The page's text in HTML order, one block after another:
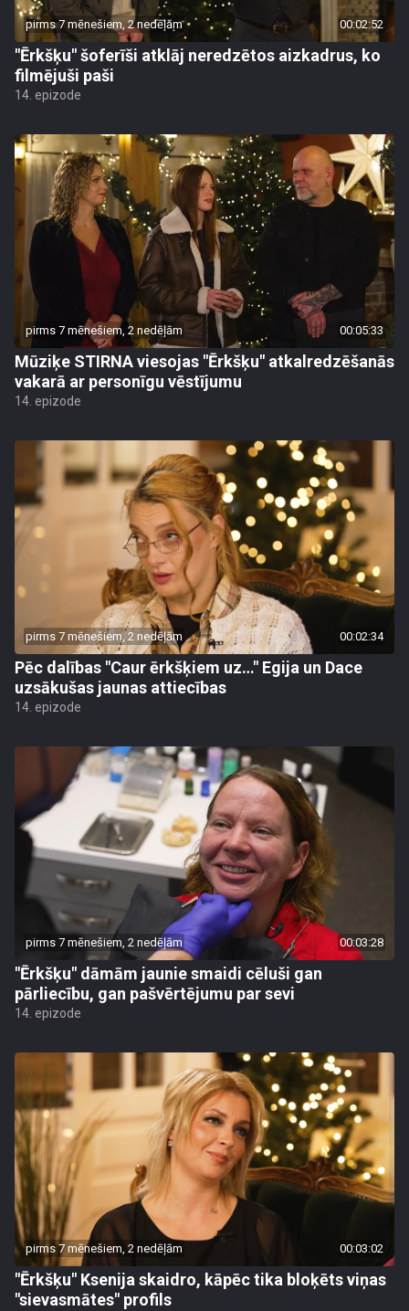
pirms 7 mēnešiem, 2 nedēļām 00:02:52
"Ērkšķu" šoferīši atklāj neredzētos aizkadrus, ko
filmējuši paši
14. epizode
pirms 7 mēnešiem, 2 nedēļām 00:05:33
Mūziķe STIRNA viesojas "Ērkšķu" atkalredzēšanās
vakarā ar personīgu vēstījumu
14. epizode
pirms 7 mēnešiem, 2 nedēļām 00:02:34
Pēc dalības "Caur ērkšķiem uz…" Egija un Dace
uzsākušas jaunas attiecības
14. epizode
pirms 7 mēnešiem, 2 nedēļām 00:03:28
"Ērkšķu" dāmām jaunie smaidi cēluši gan
pārliecību, gan pašvērtējumu par sevi
14. epizode
pirms 7 mēnešiem, 2 nedēļām 00:03:02
"Ērkšķu" Ksenija skaidro, kāpēc tika bloķēts viņas
"sievasmātes" profils